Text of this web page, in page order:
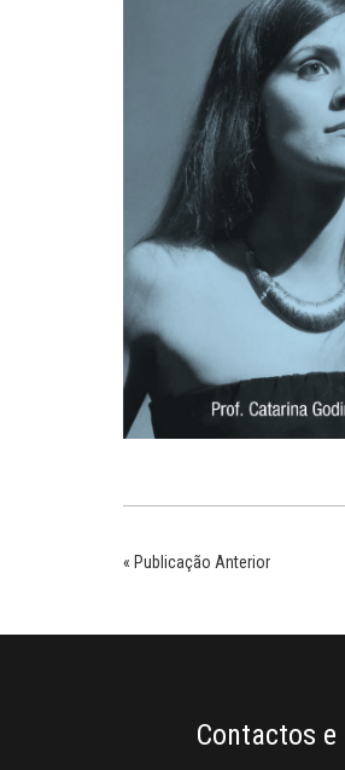
« Publicação Anterior
Contactos